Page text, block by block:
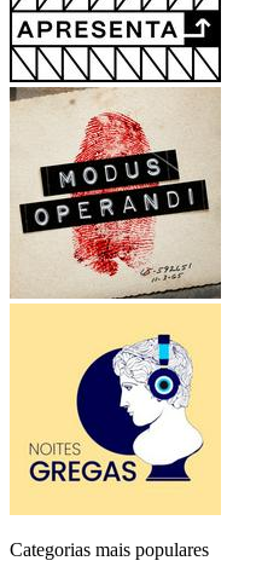
Categorias mais populares